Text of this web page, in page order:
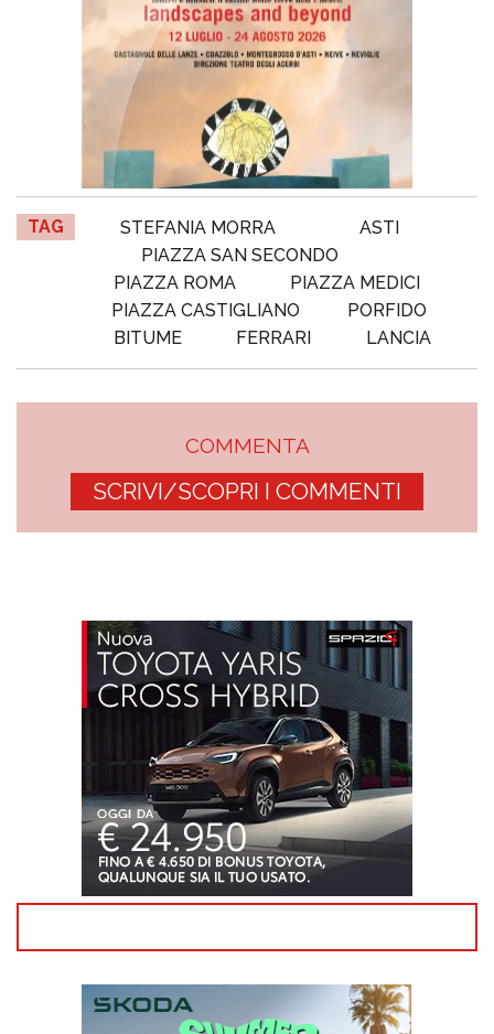
TAG STEFANIA MORRA
ASTI
PIAZZA SAN SECONDO
PIAZZA ROMA
PIAZZA MEDICI
PIAZZA CASTIGLIANO
PORFIDO
BITUME
FERRARI LANCIA
COMMENTA
SCRIVI/SCOPRI I COMMENTI